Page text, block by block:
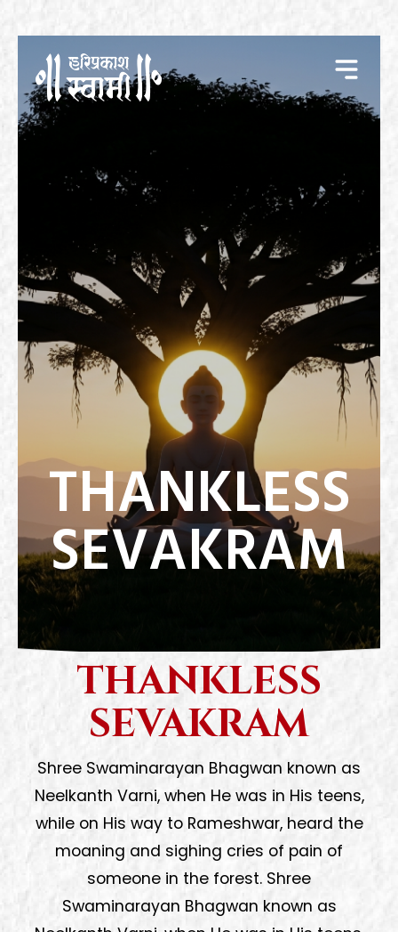
THANKLESS
SEVAKRAM
THANKLESS
SEVAKRAM
Shree Swaminarayan Bhagwan known as
Neelkanth Varni, when He was in His teens,
while on His way to Rameshwar, heard the
moaning and sighing cries of pain of
someone in the forest. Shree
Swaminarayan Bhagwan known as